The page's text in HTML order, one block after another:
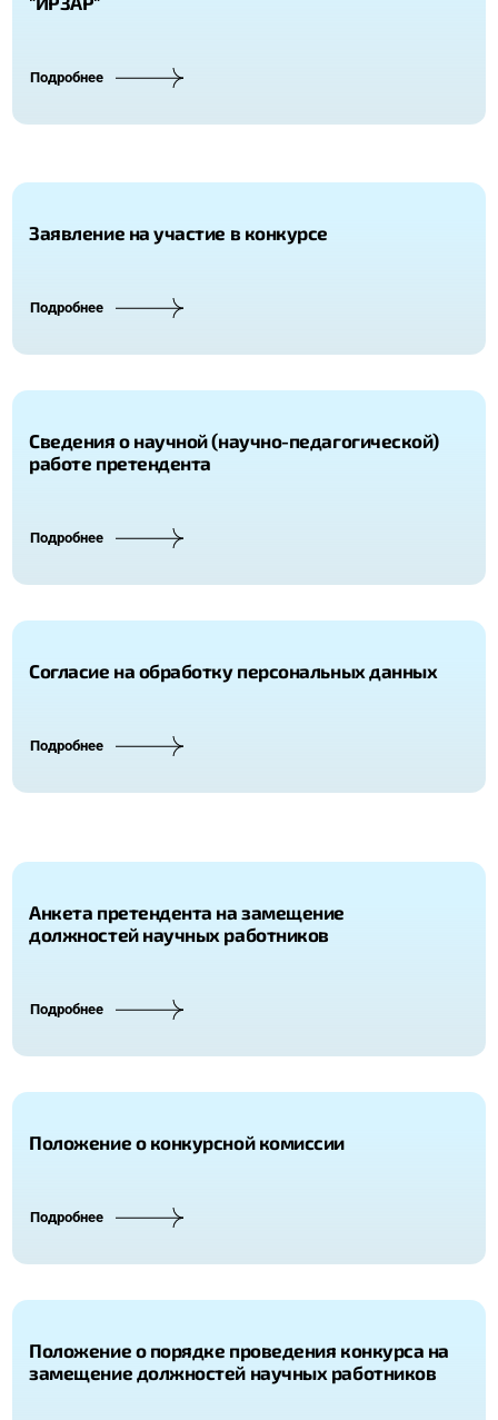
Подробнее
Заявление на участие в конкурсе
Подробнее
Сведения о научной (научно-педагогической)
работе претендента
Подробнее
Согласие на обработку персональных данных
Подробнее
Анкета претендента на замещение
должностей научных работников
Подробнее
Положение о конкурсной комиссии
Подробнее
Положение о порядке проведения конкурса на
замещение должностей научных работников